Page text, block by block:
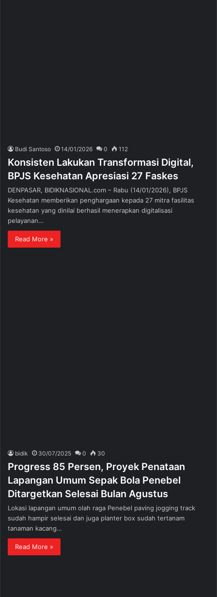
Budi Santoso 14/01/2026 0 112
Konsisten Lakukan Transformasi Digital,
BPJS Kesehatan Apresiasi 27 Faskes
DENPASAR, BIDIKNASIONAL.com – Rabu (14/01/2026), BPJS
Kesehatan memberikan penghargaan kepada 27 mitra fasilitas
kesehatan yang dinilai berhasil menerapkan digitalisasi
pelayanan…
Read More »
bidik 30/07/2025 0 30
Progress 85 Persen, Proyek Penataan
Lapangan Umum Sepak Bola Penebel
Ditargetkan Selesai Bulan Agustus
Lokasi lapangan umum olah raga Penebel paving jogging track
sudah hampir selesai dan juga planter box sudah tertanam
tanaman kacang…
Read More »